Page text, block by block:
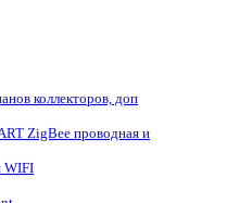
коллекторов, доп
ZigBee проводная и
WIFI